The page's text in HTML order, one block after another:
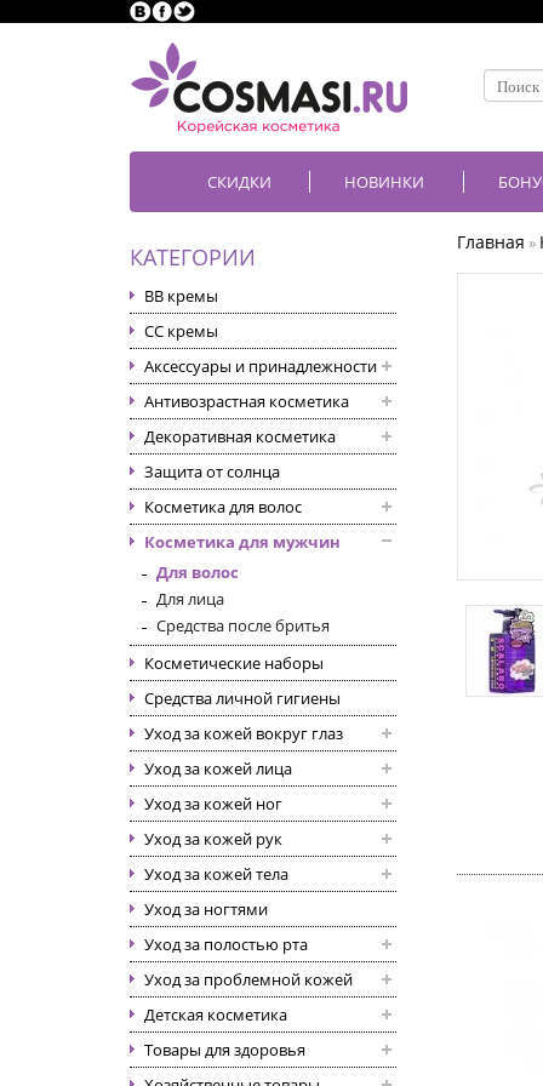
СКИДКИ НОВИНКИ
КАТЕГОРИИ
BB кремы
CC кремы
Аксессуары и принадлежности
Антивозрастная косметика
Декоративная косметика
Защита от солнца
Косметика для волос
Косметика для мужчин
Для волос
Для лица
Средства после бритья
Косметические наборы
Средства личной гигиены
Уход за кожей вокруг глаз
Уход за кожей лица
Уход за кожей ног
Уход за кожей рук
Уход за кожей тела
Уход за ногтями
Уход за полостью рта
Уход за проблемной кожей
Детская косметика
Товары для здоровья
Главная »